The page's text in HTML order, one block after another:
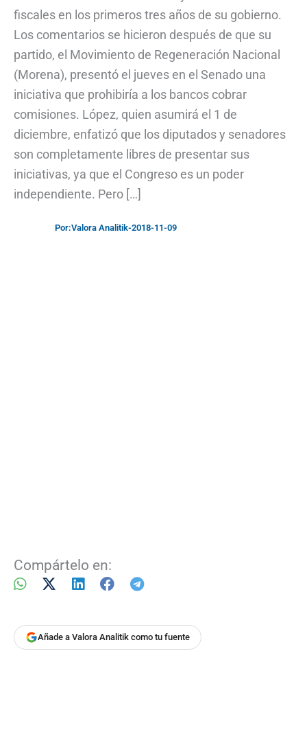
fiscales en los primeros tres años de su gobierno.
Los comentarios se hicieron después de que su
partido, el Movimiento de Regeneración Nacional
(Morena), presentó el jueves en el Senado una
iniciativa que prohibiría a los bancos cobrar
comisiones. López, quien asumirá el 1 de
diciembre, enfatizó que los diputados y senadores
son completamente libres de presentar sus
iniciativas, ya que el Congreso es un poder
independiente. Pero […]
Por:Valora Analitik-2018-11-09
Compártelo en:
Añade a Valora Analitik como tu fuente